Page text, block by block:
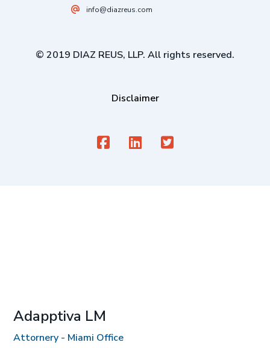
info@diazreus.com
© 2019 DIAZ REUS, LLP. All rights reserved.
Disclaimer
Adapptiva LM
Attornery - Miami Office